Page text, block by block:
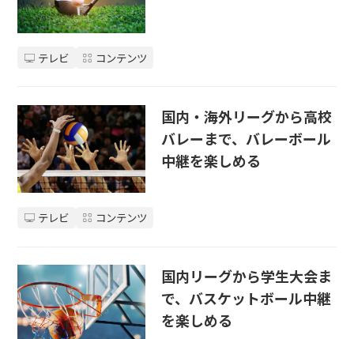
テレビ コンテンツ
国内・海外リーグから高校
バレーまで、バレーボール
中継を楽しめる
テレビ コンテンツ
国内リーグから学生大会ま
で、バスケットボール中継
を楽しめる